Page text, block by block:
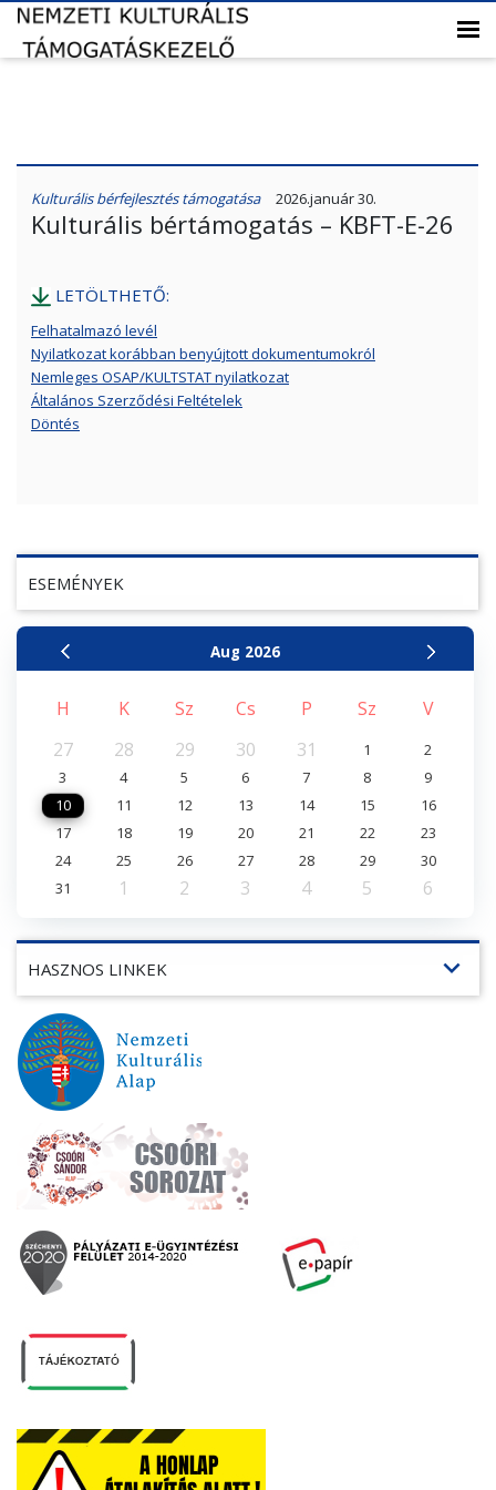
ESEMÉNYEK
Aug 2026
H K Sz Cs P Sz
V
27
28 29 30 31 1
2
3
4 5 6 7 8
9
10
11 12 13 14 15
16
17
18 19 20 21 22
23
24
25 26 27 28 29
30
31
1 2 3 4 5 6
HASZNOS LINKEK expand_more
Kulturális bérfejlesztés támogatása 2026.január 30.
Kulturális bértámogatás – KBFT-E-26
LETÖLTHETŐ:
Felhatalmazó levél
Nyilatkozat korábban benyújtott dokumentumokról
Nemleges OSAP/KULTSTAT nyilatkozat
Általános Szerződési Feltételek
Döntés